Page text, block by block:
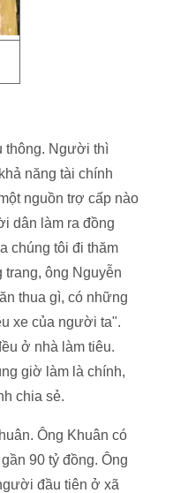
thông. Người thì
năng tài chính
nguồn trợ cấp nào
dân làm ra đồng
chúng tôi đi thăm
trang, ông Nguyễn
thua gì, có những
xe của người ta".
ở nhà làm tiêu.
giờ làm là chính,
chia sẻ.
Ông Khuân có
90 tỷ đồng. Ông
đầu tiên ở xã